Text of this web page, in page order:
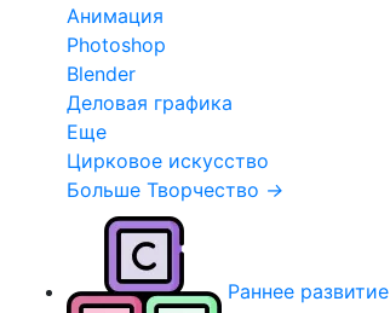
Анимация
Photoshop
Blender
Деловая графика
Еще
Цирковое искусство
Больше Творчество →
Раннее развитие